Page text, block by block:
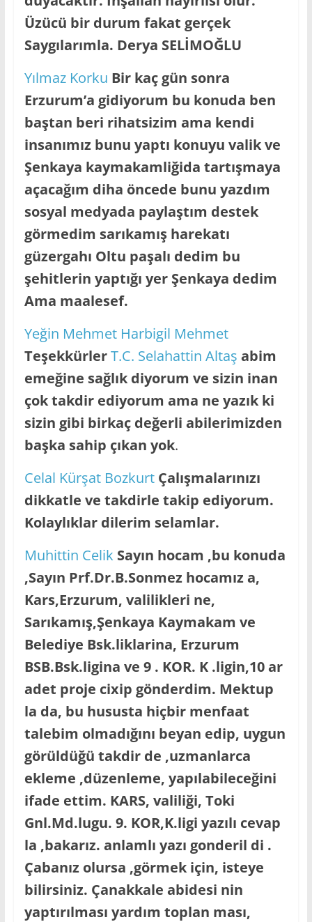
Üzücü bir durum fakat gerçek
Saygılarımla. Derya SELİMOĞLU
Yılmaz Korku Bir kaç gün sonra
Erzurum’a gidiyorum bu konuda ben
baştan beri rihatsizim ama kendi
insanımız bunu yaptı konuyu valik ve
Şenkaya kaymakamliğida tartışmaya
açacağım diha öncede bunu yazdım
sosyal medyada paylaştım destek
görmedim sarıkamış harekatı
güzergahı Oltu paşalı dedim bu
şehitlerin yaptığı yer Şenkaya dedim
Ama maalesef.
Yeğin Mehmet Harbigil Mehmet
TeşekkürlerT.C. Selahattin Altaş abim
emeğine sağlık diyorum ve sizin inan
çok takdir ediyorum ama ne yazık ki
sizin gibi birkaç değerli abilerimizden
başka sahip çıkan yok.
Celal Kürşat Bozkurt Çalışmalarınızı
dikkatle ve takdirle takip ediyorum.
Kolaylıklar dilerim selamlar.
Muhittin Celik Sayın hocam ,bu konuda
,Sayın Prf.Dr.B.Sonmez hocamız a,
Kars,Erzurum, valilikleri ne,
Sarıkamış,Şenkaya Kaymakam ve
Belediye Bsk.liklarina, Erzurum
BSB.Bsk.ligina ve 9 . KOR. K .ligin,10 ar
adet proje cixip gönderdim. Mektup
la da, bu hususta hiçbir menfaat
talebim olmadığını beyan edip, uygun
görüldüğü takdir de ,uzmanlarca
ekleme ,düzenleme, yapılabileceğini
ifade ettim. KARS, valiliği, Toki
Gnl.Md.lugu. 9. KOR,K.ligi yazılı cevap
la ,bakarız. anlamlı yazı gonderil di .
Çabanız olursa ,görmek için, isteye
bilirsiniz. Çanakkale abidesi nin
yaptırılması yardım toplan ması,